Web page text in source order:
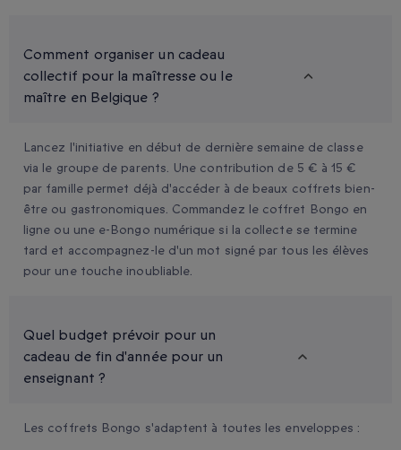
Comment organiser un cadeau
collectif pour la maîtresse ou le
maître en Belgique ?
Lancez l'initiative en début de dernière semaine de classe
via le groupe de parents. Une contribution de 5 € à 15 €
par famille permet déjà d'accéder à de beaux coffrets bien-
être ou gastronomiques. Commandez le coffret Bongo en
ligne ou une e-Bongo numérique si la collecte se termine
tard et accompagnez-le d'un mot signé par tous les élèves
pour une touche inoubliable.
Quel budget prévoir pour un
cadeau de fin d'année pour un
enseignant ?
Les coffrets Bongo s'adaptent à toutes les enveloppes :